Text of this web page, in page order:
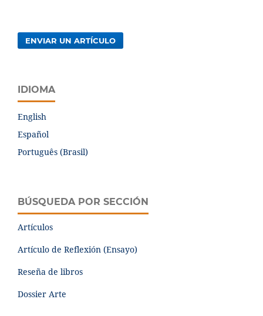
ENVIAR UN ARTÍCULO
IDIOMA
English
Español
Português (Brasil)
BÚSQUEDA POR SECCIÓN
Artículos
Artículo de Reflexión (Ensayo)
Reseña de libros
Dossier Arte